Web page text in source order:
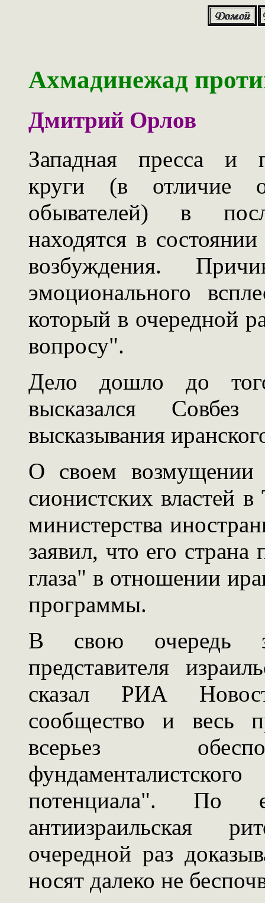
Ахмадинежад
Дмитрий Орлов
Западная пресса и
круги (в отличие
обывателей) в
находятся в
возбуждения.
эмоционального
который в очередной
вопросу".
Дело дошло до
высказался
высказывания
О своем возмущении
сионистских властей
министерства
заявил, что его
глаза" в отношении
программы.
В свою очередь
представителя
сказал РИА
сообщество и весь
всерьез
потенциала". По
антиизраильская
очередной раз
носят далеко не